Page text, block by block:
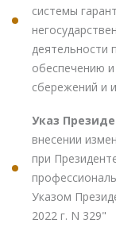
системы
деятельности
обеспечению
сбережений и
Указ
внесении
при
Указом
2022 г. N 329"